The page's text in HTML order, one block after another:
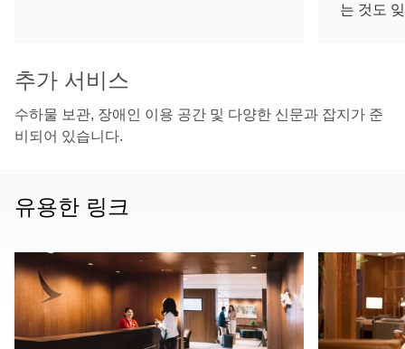
는 것도
추가 서비스
수하물 보관, 장애인 이용 공간 및 다양한 신문과 잡지가 준
비되어 있습니다.
유용한 링크